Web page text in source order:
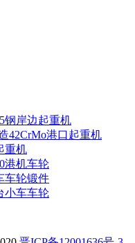
钢岸边起重机
42CrMo港口起重机
重机
港机车轮
车轮锻件
小车车轮